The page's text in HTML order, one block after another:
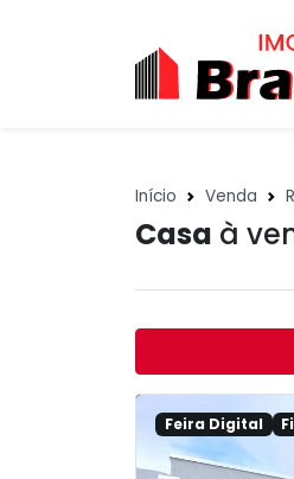
Início Venda
Casa à
Feira Digital